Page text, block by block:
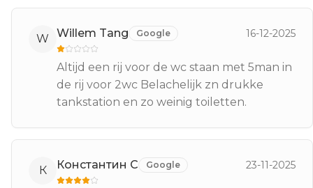
W Willem Tang Google 16-12-2025
Altijd een rij voor de wc staan met 5man in
de rij voor 2wc Belachelijk zn drukke
tankstation en zo weinig toiletten.
К Константин С Google 23-11-2025